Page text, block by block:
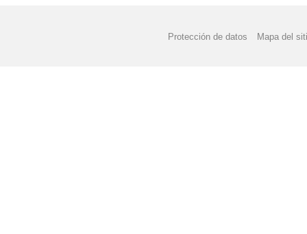
Protección de datos Mapa del